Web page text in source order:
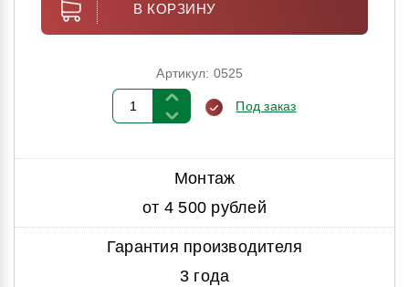
В КОРЗИНУ
Артикул: 0525
Под заказ
Монтаж
от 4 500 рублей
Гарантия производителя
3 года